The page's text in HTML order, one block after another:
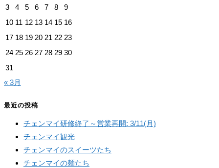
3
4 5 6 7 8
9
10 11 12 13 14 15 16
17 18 19 20 21 22 23
24 25 26 27 28 29 30
31
« 3月
最近の投稿
チェンマイ研修終了～営業再開: 3/11(月)
チェンマイ観光
チェンマイのスイーツたち
チェンマイの麺たち